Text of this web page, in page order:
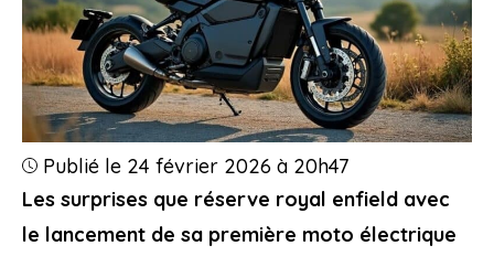
Les surprises que réserve royal enfield avec
le lancement de sa première moto électrique
Publié le 24 février 2026 à 20h47